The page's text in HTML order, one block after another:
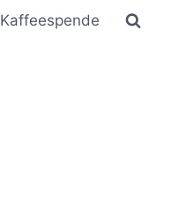
Kaffeespende